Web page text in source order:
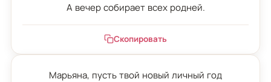
А вечер собирает всех родней.
Скопировать
Марьяна, пусть твой новый личный год